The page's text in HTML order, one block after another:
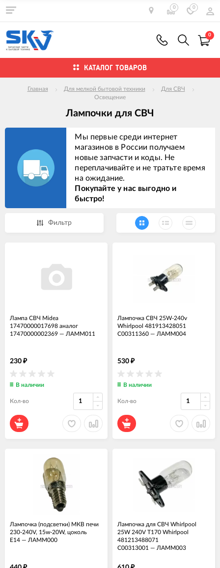
0 0
0
КАТАЛОГ ТОВАРОВ
Главная Для мелкой бытовой техники
Для СВЧ
Освещение
Лампочки для СВЧ
Мы первые среди интернет
магазинов в России получаем
новые запчасти и коды. Не
переплачивайте и не тратьте время
на ожидание.
Покупайте у нас выгодно и
быстро!
Фильтр
Лампа СВЧ Midea
17470000017698 аналог
17470000002369 — ЛАММ011
230 ₽
В наличии
Кол-во
Лампочка СВЧ 25W-240v
Whirlpool 481913428051
C00311360 — ЛАММ004
530 ₽
В наличии
Кол-во
Лампочка (подсветки) МКВ печи
230-240V, 15w-20W, цоколь
Е14 — ЛАММ000
Лампочка для СВЧ Whirlpool
25W 240V T170 Whirlpool
481213488071
C00313001 — ЛАММ003